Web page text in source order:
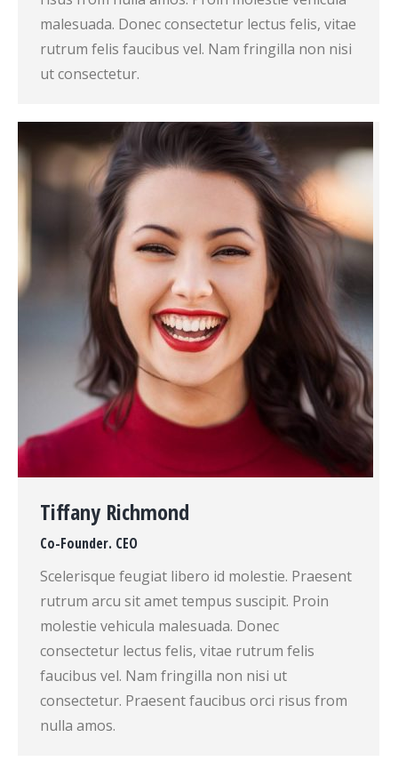
malesuada. Donec consectetur lectus felis, vitae
rutrum felis faucibus vel. Nam fringilla non nisi
ut consectetur.
Tiffany Richmond
Co-Founder. CEO
Scelerisque feugiat libero id molestie. Praesent
rutrum arcu sit amet tempus suscipit. Proin
molestie vehicula malesuada. Donec
consectetur lectus felis, vitae rutrum felis
faucibus vel. Nam fringilla non nisi ut
consectetur. Praesent faucibus orci risus from
nulla amos.